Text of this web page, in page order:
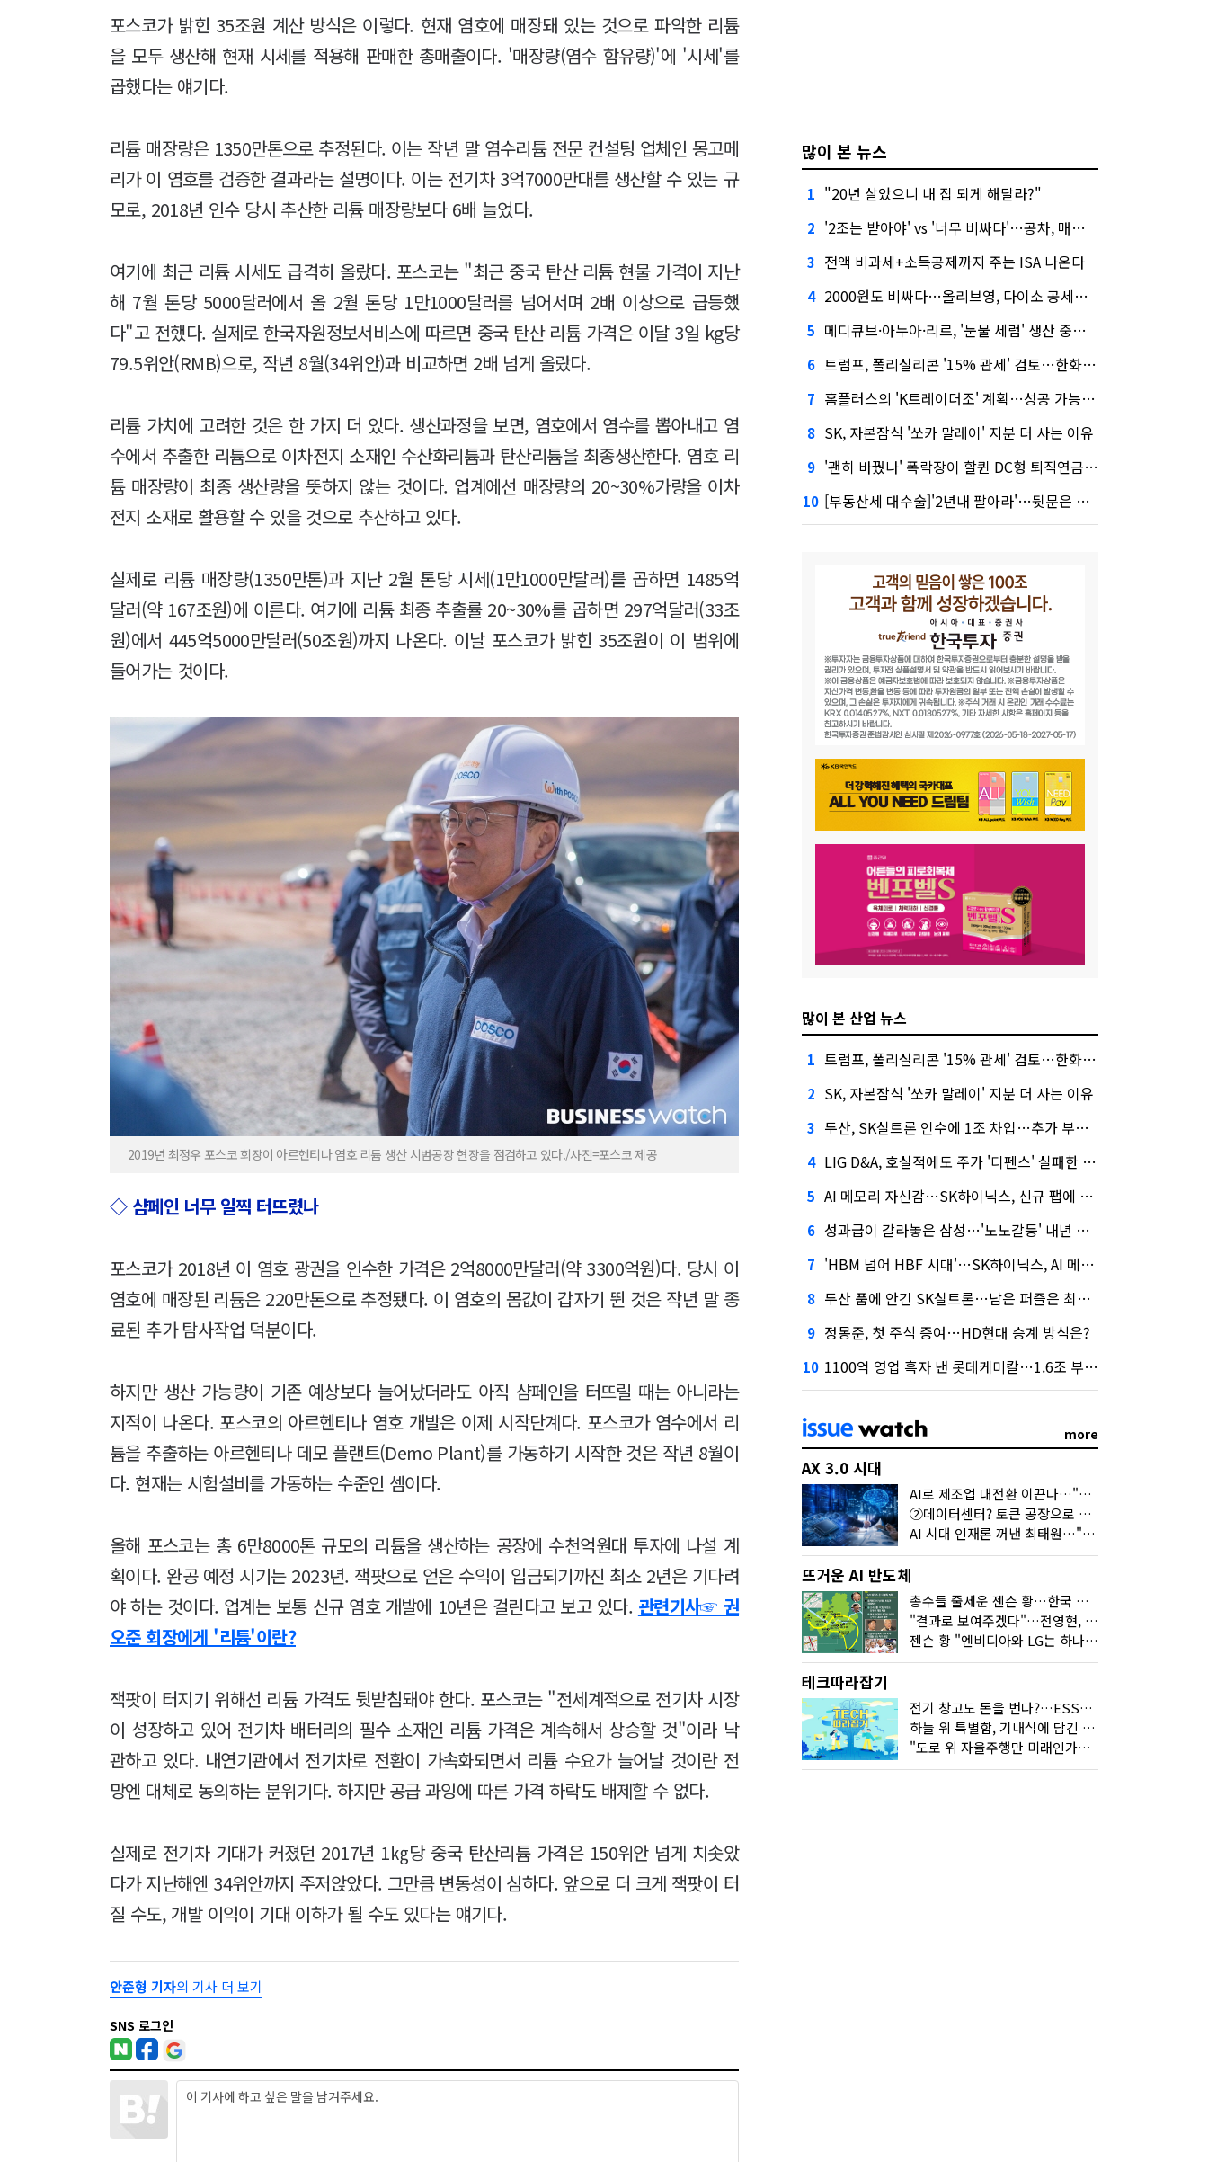
포스코가 밝힌 35조원 계산 방식은 이렇다. 현재 염호에 매장돼 있는 것으로 파악한 리튬
을 모두 생산해 현재 시세를 적용해 판매한 총매출이다. '매장량(염수 함유량)'에 '시세'를
곱했다는 얘기다.
리튬 매장량은 1350만톤으로 추정된다. 이는 작년 말 염수리튬 전문 컨설팅 업체인 몽고메
리가 이 염호를 검증한 결과라는 설명이다. 이는 전기차 3억7000만대를 생산할 수 있는 규
모로, 2018년 인수 당시 추산한 리튬 매장량보다 6배 늘었다.
여기에 최근 리튬 시세도 급격히 올랐다. 포스코는 "최근 중국 탄산 리튬 현물 가격이 지난
해 7월 톤당 5000달러에서 올 2월 톤당 1만1000달러를 넘어서며 2배 이상으로 급등했
다"고 전했다. 실제로 한국자원정보서비스에 따르면 중국 탄산 리튬 가격은 이달 3일 kg당
79.5위안(RMB)으로, 작년 8월(34위안)과 비교하면 2배 넘게 올랐다.
리튬 가치에 고려한 것은 한 가지 더 있다. 생산과정을 보면, 염호에서 염수를 뽑아내고 염
수에서 추출한 리튬으로 이차전지 소재인 수산화리튬과 탄산리튬을 최종생산한다. 염호 리
튬 매장량이 최종 생산량을 뜻하지 않는 것이다. 업계에선 매장량의 20~30%가량을 이차
전지 소재로 활용할 수 있을 것으로 추산하고 있다.
실제로 리튬 매장량(1350만톤)과 지난 2월 톤당 시세(1만1000만달러)를 곱하면 1485억
달러(약 167조원)에 이른다. 여기에 리튬 최종 추출률 20~30%를 곱하면 297억달러(33조
원)에서 445억5000만달러(50조원)까지 나온다. 이날 포스코가 밝힌 35조원이 이 범위에
들어가는 것이다.
2019년 최정우 포스코 회장이 아르헨티나 염호 리튬 생산 시범공장 현장을 점검하고 있다./사진=포스코 제공
◇ 샴페인 너무 일찍 터뜨렸나
포스코가 2018년 이 염호 광권을 인수한 가격은 2억8000만달러(약 3300억원)다. 당시 이
염호에 매장된 리튬은 220만톤으로 추정됐다. 이 염호의 몸값이 갑자기 뛴 것은 작년 말 종
료된 추가 탐사작업 덕분이다.
하지만 생산 가능량이 기존 예상보다 늘어났더라도 아직 샴페인을 터뜨릴 때는 아니라는
지적이 나온다. 포스코의 아르헨티나 염호 개발은 이제 시작단계다. 포스코가 염수에서 리
튬을 추출하는 아르헨티나 데모 플랜트(Demo Plant)를 가동하기 시작한 것은 작년 8월이
다. 현재는 시험설비를 가동하는 수준인 셈이다.
올해 포스코는 총 6만8000톤 규모의 리튬을 생산하는 공장에 수천억원대 투자에 나설 계
획이다. 완공 예정 시기는 2023년. 잭팟으로 얻은 수익이 입금되기까진 최소 2년은 기다려
야 하는 것이다. 업계는 보통 신규 염호 개발에 10년은 걸린다고 보고 있다. 관련기사☞ 권
오준 회장에게 '리튬'이란?
잭팟이 터지기 위해선 리튬 가격도 뒷받침돼야 한다. 포스코는 "전세계적으로 전기차 시장
이 성장하고 있어 전기차 배터리의 필수 소재인 리튬 가격은 계속해서 상승할 것"이라 낙
관하고 있다. 내연기관에서 전기차로 전환이 가속화되면서 리튬 수요가 늘어날 것이란 전
망엔 대체로 동의하는 분위기다. 하지만 공급 과잉에 따른 가격 하락도 배제할 수 없다.
실제로 전기차 기대가 커졌던 2017년 1㎏당 중국 탄산리튬 가격은 150위안 넘게 치솟았
다가 지난해엔 34위안까지 주저앉았다. 그만큼 변동성이 심하다. 앞으로 더 크게 잭팟이 터
질 수도, 개발 이익이 기대 이하가 될 수도 있다는 얘기다.
안준형 기자의 기사 더 보기
SNS 로그인
많이 본 뉴스
1 "20년 살았으니 내 집 되게 해달라?"
2 '2조는 받아야' vs '너무 비싸다'…공차, 매각 성공할까
3 전액 비과세+소득공제까지 주는 ISA 나온다
4 2000원도 비싸다…올리브영, 다이소 공세에 '가성비'로 맞불
5 메디큐브·아누아·리르, '눈물 세럼' 생산 중단한다
6 트럼프, 폴리실리콘 '15% 관세' 검토…한화큐셀·OCI 영향은?
7 홈플러스의 'K트레이더조' 계획…성공 가능성은 '글쎄'
8 SK, 자본잠식 '쏘카 말레이' 지분 더 사는 이유
9 '괜히 바꿨나' 폭락장이 할퀸 DC형 퇴직연금…전문가 조언은
10 [부동산세 대수술]'2년내 팔아라'…뒷문은 열었다
많이 본 산업 뉴스
1 트럼프, 폴리실리콘 '15% 관세' 검토…한화큐셀·OCI 영향은?
2 SK, 자본잠식 '쏘카 말레이' 지분 더 사는 이유
3 두산, SK실트론 인수에 1조 차입…추가 부담은?
4 LIG D&A, 호실적에도 주가 '디펜스' 실패한 이유
5 AI 메모리 자신감…SK하이닉스, 신규 팹에 54조 투자
6 성과급이 갈라놓은 삼성…'노노갈등' 내년 교섭 판 흔들까
7 'HBM 넘어 HBF 시대'…SK하이닉스, AI 메모리 표준 선점 나섰다
8 두산 품에 안긴 SK실트론…남은 퍼즐은 최태원 지분 29.4%
9 정몽준, 첫 주식 증여…HD현대 승계 방식은?
10 1100억 영업 흑자 낸 롯데케미칼…1.6조 부채 감량도 '속도'
more
AX 3.0 시대
AI로 제조업 대전환 이끈다…"2030년까지 민관합동 20조 투자"
②데이터센터? 토큰 공장으로 변신
AI 시대 인재론 꺼낸 최태원…"협업이 경쟁력"
뜨거운 AI 반도체
총수들 줄세운 젠슨 황…한국 산업계 새판 짰다
"결과로 보여주겠다"…전영현, 젠슨 황과 HBM5 논의
젠슨 황 "엔비디아와 LG는 하나의 거대한 팀"
테크따라잡기
전기 창고도 돈을 번다?…ESS의 '두뇌' EMO가 뭐길래
하늘 위 특별함, 기내식에 담긴 기술의 세계
"도로 위 자율주행만 미래인가요"…진흙탕서 길 내는 HD현대 AI 기술